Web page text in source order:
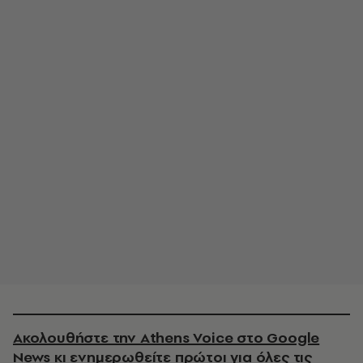
Ακολουθήστε την Athens Voice στο Google
News κι ενημερωθείτε πρώτοι για όλες τις